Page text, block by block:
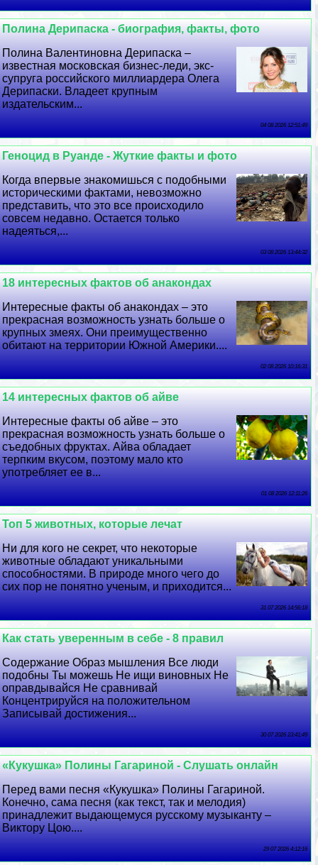
Полина Дерипаска - биография, факты, фото
Полина Валентиновна Дерипаска –
известная московская бизнес-леди, экс-
супруга российского миллиардера Олега
Дерипаски. Владеет крупным
издательским...
04 08 2026 12:51:49
Геноцид в Руанде - Жуткие факты и фото
Когда впервые знакомишься с подобными
историческими фактами, невозможно
представить, что это все происходило
совсем недавно. Остается только
надеяться,...
03 08 2026 13:44:32
18 интересных фактов об анакондах
Интересные факты об анакондах – это
прекрасная возможность узнать больше о
крупных змеях. Они преимущественно
обитают на территории Южной Америки....
02 08 2026 10:16:31
14 интересных фактов об айве
Интересные факты об айве – это
прекрасная возможность узнать больше о
съедобных фруктах. Айва обладает
терпким вкусом, поэтому мало кто
употрeбляет ее в...
01 08 2026 12:11:26
Топ 5 животных, которые лечат
Ни для кого не секрет, что некоторые
животные обладают уникальными
способностями. В природе много чего до
сих пор не понятно ученым, и приходится...
31 07 2026 14:56:18
Как стать уверенным в себе - 8 правил
Содержание Образ мышления Все люди
подобны Ты можешь Не ищи виновных Не
оправдывайся Не сравнивай
Концентрируйся на положительном
Записывай достижения...
30 07 2026 23:41:49
«Кукушка» Полины Гагариной - Слушать онлайн
Перед вами песня «Кукушка» Полины Гагариной.
Конечно, сама песня (как текст, так и мелодия)
принадлежит выдающемуся русскому музыканту –
Виктору Цою....
29 07 2026 4:12:16